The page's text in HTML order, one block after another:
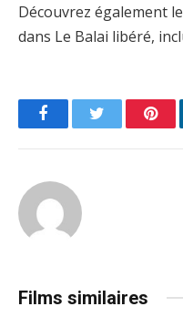
Découvrez également
dans Le Balai libéré,
FacebookTwitter
Films similaires